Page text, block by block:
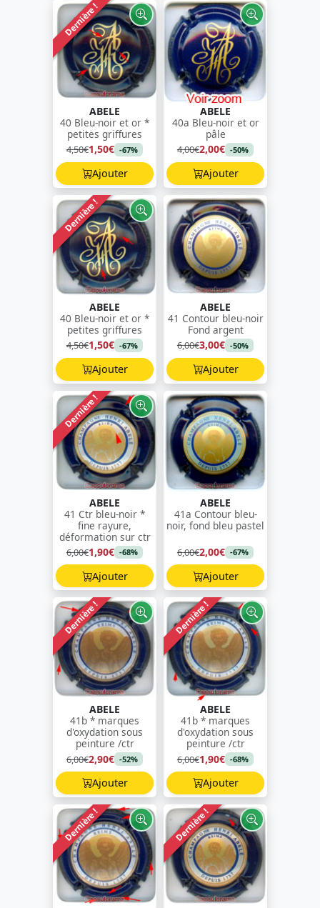
Dernière !
ABELE
40 Bleu-noir et or *
petites griffures
4,50€1,50€ -67%
Ajouter
ABELE
40a Bleu-noir et or
pâle
4,00€2,00€ -50%
Ajouter
Dernière !
ABELE
40 Bleu-noir et or *
petites griffures
4,50€1,50€ -67%
Ajouter
ABELE
41 Contour bleu-noir
Fond argent
6,00€3,00€ -50%
Ajouter
Dernière !
ABELE
41 Ctr bleu-noir *
fine rayure,
déformation sur ctr
6,00€1,90€ -68%
Ajouter
ABELE
41a Contour bleu-
noir, fond bleu pastel
6,00€2,00€ -67%
Ajouter
Dernière !
ABELE
41b * marques
d'oxydation sous
peinture /ctr
6,00€2,90€ -52%
Ajouter
Dernière !
ABELE
41b * marques
d'oxydation sous
peinture /ctr
6,00€1,90€ -68%
Ajouter
Dernière ! Dernière !